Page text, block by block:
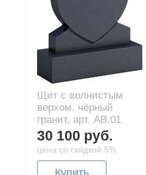
Щит с волнистым
верхом, чёрный
гранит, арт. AB.01
30 100 руб.
цена со скидкой 5%
Купить